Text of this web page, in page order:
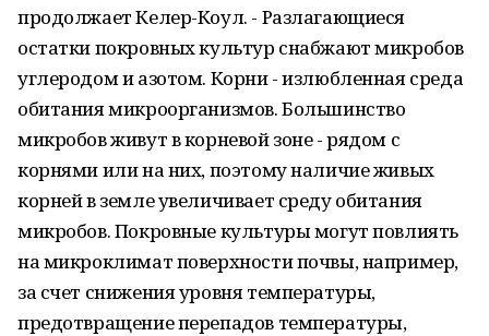
продолжает Келер-Коул. - Разлагающиеся
остатки покровных культур снабжают микробов
углеродом и азотом. Корни - излюбленная среда
обитания микроорганизмов. Большинство
микробов живут в корневой зоне - рядом с
корнями или на них, поэтому наличие живых
корней в земле увеличивает среду обитания
микробов. Покровные культуры могут повлиять
на микроклимат поверхности почвы, например,
за счет снижения уровня температуры,
предотвращение перепадов температуры,